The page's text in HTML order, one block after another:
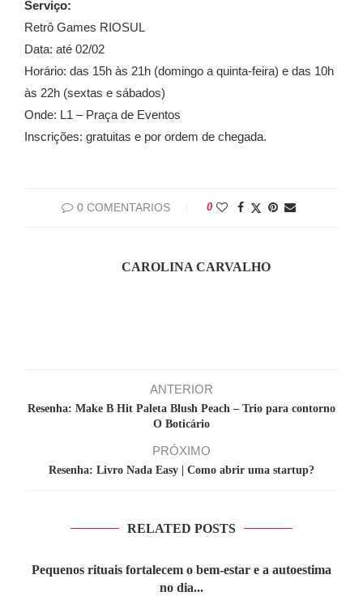
Serviço:
Retrô Games RIOSUL
Data: até 02/02
Horário: das 15h às 21h (domingo a quinta-feira) e das 10h
às 22h (sextas e sábados)
Onde: L1 – Praça de Eventos
Inscrições: gratuitas e por ordem de chegada.
0 COMENTARIOS 0
CAROLINA CARVALHO
ANTERIOR
Resenha: Make B Hit Paleta Blush Peach – Trio para contorno
O Boticário
PRÓXIMO
Resenha: Livro Nada Easy | Como abrir uma startup?
RELATED POSTS
Pequenos rituais fortalecem o bem-estar e a autoestima
no dia...